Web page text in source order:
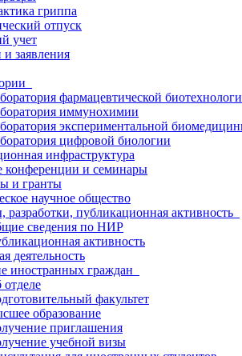
гриппа
отпуск
учет
заявления
фармацевтической
иммунохимии
экспериментальной
цифровой биологии
инфраструктура
конференции и семинары
и гранты
научное общество
разработки, публикационная активность
сведения по НИР
активность
деятельность
иностранных граждан
факультет
образование
приглашения
учебной визы